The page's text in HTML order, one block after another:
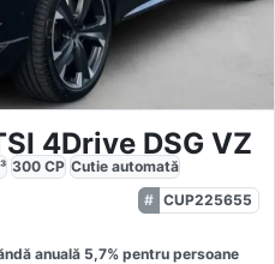
4Drive DSG VZ
300 CP Cutie automată
CUP225655
anuală 5,7% pentru persoane